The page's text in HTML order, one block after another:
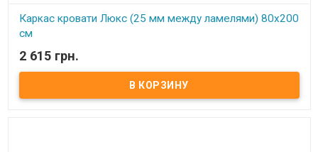
Каркас кровати Люкс (25 мм между ламелями) 80х200
см
В наличии
Каркас кровати Усиленный (25 мм между ламелями) 80х200 см ​
Размер: 80х200 см Материал ламели: бук Материал втулки:
пластик. Тип каркаса: односпальный Ламель: количество - 21(22)
2 615 грн.